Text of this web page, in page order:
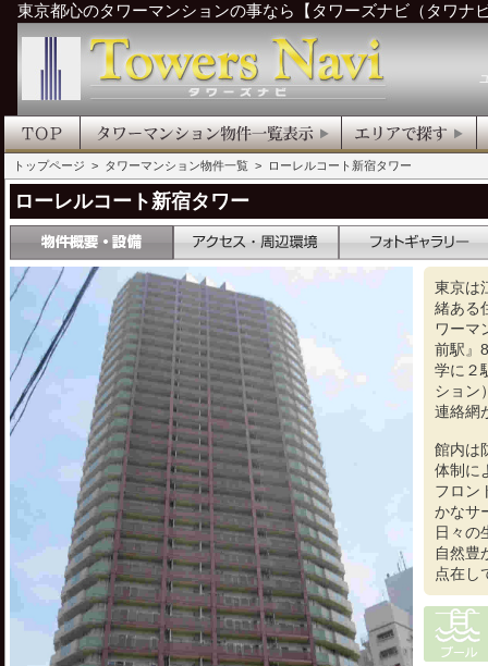
東京都心のタワーマンションの事なら【タワーズナビ（タワナ
トップページ > タワーマンション物件一覧 > ローレルコート新宿タワー
ローレルコート新宿タワー
東京は
緒ある
ワーマ
前駅』
学に２
ション
連絡網
館内は
体制に
フロン
かなサ
日々の
自然豊
点在し